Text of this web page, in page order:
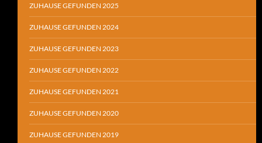
ZUHAUSE GEFUNDEN 2025
ZUHAUSE GEFUNDEN 2024
ZUHAUSE GEFUNDEN 2023
ZUHAUSE GEFUNDEN 2022
ZUHAUSE GEFUNDEN 2021
ZUHAUSE GEFUNDEN 2020
ZUHAUSE GEFUNDEN 2019